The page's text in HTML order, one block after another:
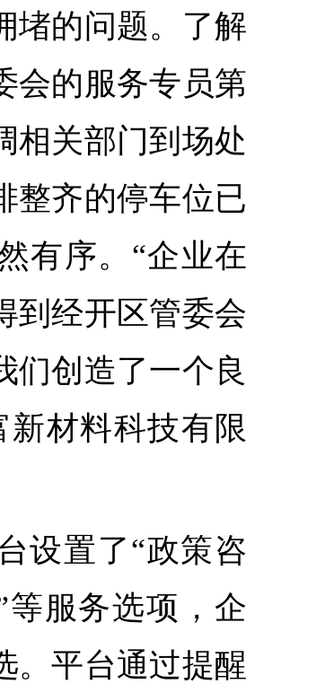
的问题。 了解
会的服务专员第
相关部门到场处
整齐的停车位已
有序。 “企业在
到经开区管委会
们创造了一个良
材料科技有限
设置了“政策咨
等服务选项，企
。平台通过提醒